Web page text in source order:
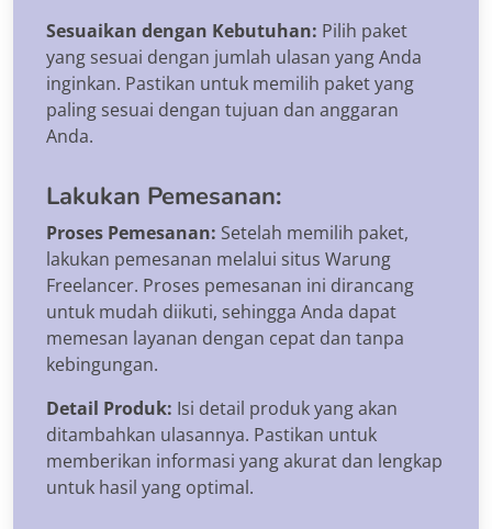
Sesuaikan dengan Kebutuhan: Pilih paket
yang sesuai dengan jumlah ulasan yang Anda
inginkan. Pastikan untuk memilih paket yang
paling sesuai dengan tujuan dan anggaran
Anda.
Lakukan Pemesanan:
Proses Pemesanan: Setelah memilih paket,
lakukan pemesanan melalui situs Warung
Freelancer. Proses pemesanan ini dirancang
untuk mudah diikuti, sehingga Anda dapat
memesan layanan dengan cepat dan tanpa
kebingungan.
Detail Produk: Isi detail produk yang akan
ditambahkan ulasannya. Pastikan untuk
memberikan informasi yang akurat dan lengkap
untuk hasil yang optimal.